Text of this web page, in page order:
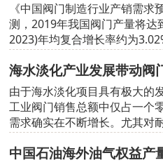
《中国阀门制造行业产销需
测，2019年我国阀门产量将
2023)年均复合增长率约为
门产量将达到935万吨。
海水淡化产业发展带动阀
由于海水淡化项目具有极大的
工业阀门销售总额中仅占一个
需求确实在不断增长。尤其对
言，更是一个重大商机...